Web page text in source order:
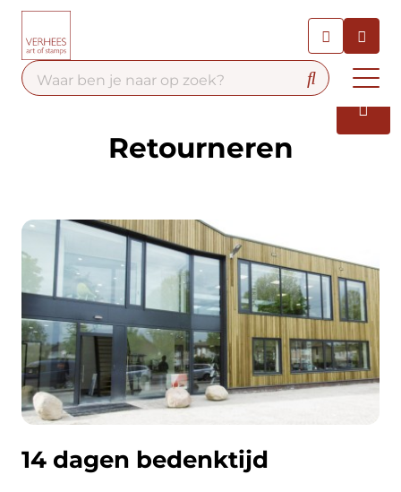
voor hulp
Contact
Retourneren
14 dagen bedenktijd